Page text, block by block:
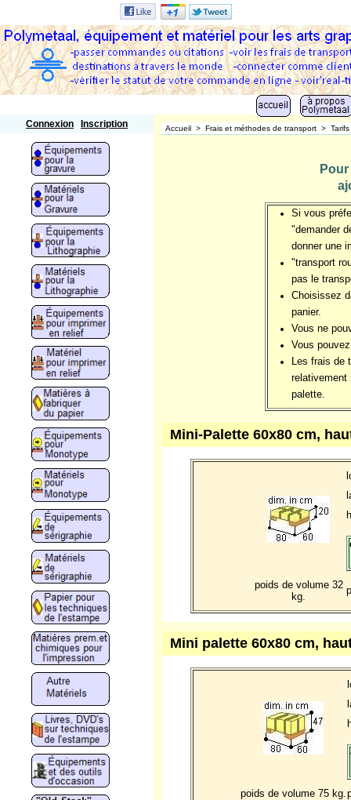
Connexion Inscription Accueil > Frais et méthodes de transport >
Si vous
"demander
donner une
"transport
pas le
Choisissez
panier.
Vous ne
Vous
Les frais de
relativement
palette.
Mini-Palette 60x80 cm,
poids de volume 32
kg.
Mini palette 60x80 cm,
poids de volume 75 kg.